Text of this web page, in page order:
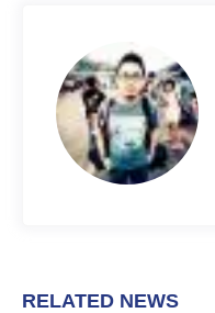
k
r
e
s
p
p
RELATED NEWS